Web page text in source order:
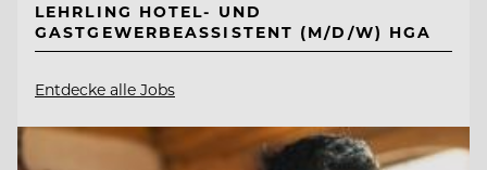
LEHRLING HOTEL- UND
GASTGEWERBEASSISTENT (M/D/W) HGA
Entdecke alle Jobs